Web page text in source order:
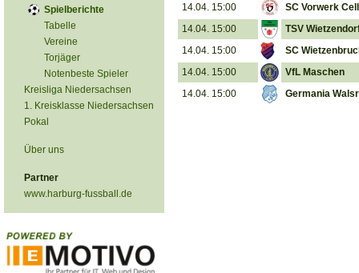
Spielberichte
Tabelle
Vereine
Torjäger
Notenbeste Spieler
Kreisliga Niedersachsen
1. Kreisklasse Niedersachsen
Pokal
Über uns
Partner
www.harburg-fussball.de
14.04. 15:00
SC Vorwerk
14.04. 15:00
TSV
14.04. 15:00
SC
14.04. 15:00
VfL Maschen
14.04. 15:00
Germania